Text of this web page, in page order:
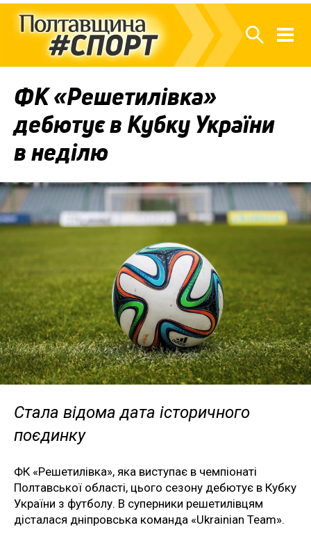
ФК «Решетилівка»
дебютує в Кубку України
в неділю
Стала відома дата історичного
поєдинку
ФК «Решетилівка», яка виступає в чемпіонаті
Полтавської області, цього сезону дебютує в Кубку
України з футболу. В суперники решетилівцям
дісталася дніпровська команда «Ukrainian Team».